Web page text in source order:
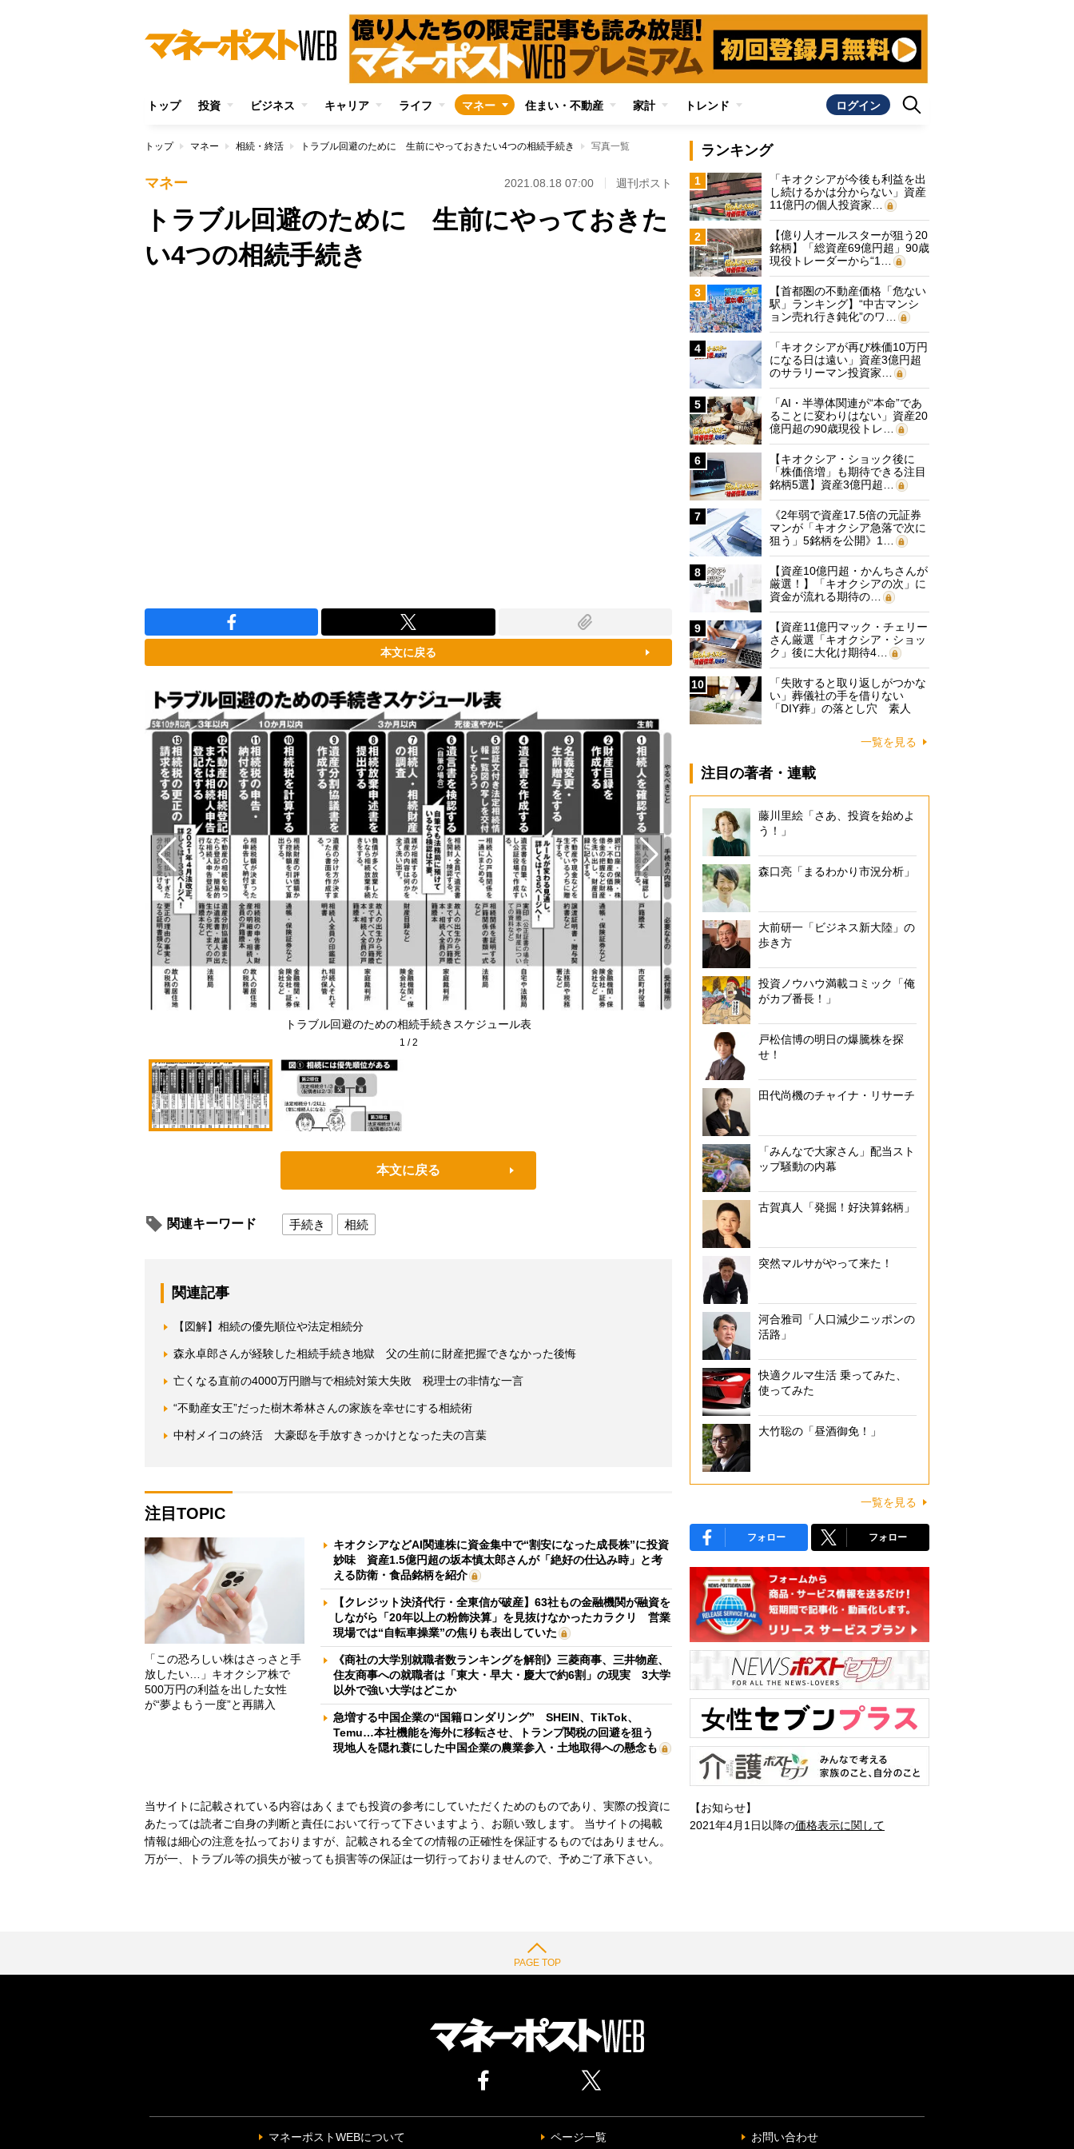
トップ 投資 ビジネス キャリア ライフ マネー 住まい・不動産 家計 トレンド ログイン
トップ マネー 相続・終活 トラブル回避のために 生前にやっておきたい4つの相続手続き 写真一覧
マネー 2021.08.18 07:00 週刊ポスト
トラブル回避のために 生前にやっておきた
い4つの相続手続き
本文に戻る
トラブル回避のための相続手続きスケジュール表 相続には優先順位がある
1 /2
本文に戻る
関連キーワード 手続き 相続
関連記事
【図解】相続の優先順位や法定相続分
森永卓郎さんが経験した相続手続き地獄 父の生前に財産把握できなかった後悔
亡くなる直前の4000万円贈与で相続対策大失敗 税理士の非情な一言
“不動産女王”だった樹木希林さんの家族を幸せにする相続術
中村メイコの終活 大豪邸を手放すきっかけとなった夫の言葉
注目TOPIC
「この恐ろしい株はさっさと手
放したい…」キオクシア株で
500万円の利益を出した女性
が“夢よもう一度”と再購入
キオクシアなどAI関連株に資金集中で“割安になった成長株”に投資
妙味 資産1.5億円超の坂本慎太郎さんが「絶好の仕込み時」と考
える防衛・食品銘柄を紹介
【クレジット決済代行・全東信が破産】63社もの金融機関が融資を
しながら「20年以上の粉飾決算」を見抜けなかったカラクリ 営業
現場では“自転車操業”の焦りも表出していた
《商社の大学別就職者数ランキングを解剖》三菱商事、三井物産、
住友商事への就職者は「東大・早大・慶大で約6割」の現実 3大学
以外で強い大学はどこか
急増する中国企業の“国籍ロンダリング” SHEIN、TikTok、
Temu…本社機能を海外に移転させ、トランプ関税の回避を狙う
現地人を隠れ蓑にした中国企業の農業参入・土地取得への懸念も
当サイトに記載されている内容はあくまでも投資の参考にしていただくためのものであり、実際の投資に
あたっては読者ご自身の判断と責任において行って下さいますよう、お願い致します。 当サイトの掲載
情報は細心の注意を払っておりますが、記載される全ての情報の正確性を保証するものではありません。
万が一、トラブル等の損失が被っても損害等の保証は一切行っておりませんので、予めご了承下さい。
ランキング
1
「キオクシアが今後も利益を出
し続けるかは分からない」資産
11億円の個人投資家…
2
【億り人オールスターが狙う20
銘柄】「総資産69億円超」90歳
現役トレーダーから“1…
3
【首都圏の不動産価格「危ない
駅」ランキング】“中古マンシ
ョン売れ行き鈍化”のワ…
4
「キオクシアが再び株価10万円
になる日は遠い」資産3億円超
のサラリーマン投資家…
5
「AI・半導体関連が“本命”であ
ることに変わりはない」資産20
億円超の90歳現役トレ…
6
【キオクシア・ショック後に
「株価倍増」も期待できる注目
銘柄5選】資産3億円超…
7
《2年弱で資産17.5倍の元証券
マンが「キオクシア急落で次に
狙う」5銘柄を公開》1…
8
【資産10億円超・かんちさんが
厳選！】「キオクシアの次」に
資金が流れる期待の…
9
【資産11億円マック・チェリー
さん厳選「キオクシア・ショッ
ク」後に大化け期待4…
10
「失敗すると取り返しがつかな
い」葬儀社の手を借りない
「DIY葬」の落とし穴 素人
一覧を見る
注目の著者・連載
藤川里絵「さあ、投資を始めよ
う！」
森口亮「まるわかり市況分析」
大前研一「ビジネス新大陸」の
歩き方
投資ノウハウ満載コミック「俺
がカブ番長！」
戸松信博の明日の爆騰株を探
せ！
田代尚機のチャイナ・リサーチ
「みんなで大家さん」配当スト
ップ騒動の内幕
古賀真人「発掘！好決算銘柄」
突然マルサがやって来た！
河合雅司「人口減少ニッポンの
活路」
快適クルマ生活 乗ってみた、
使ってみた
大竹聡の「昼酒御免！」
一覧を見る
フォロー フォロー
【お知らせ】
2021年4月1日以降の価格表示に関して
PAGE TOP
マネーポストWEBについて ページ一覧 お問い合わせ